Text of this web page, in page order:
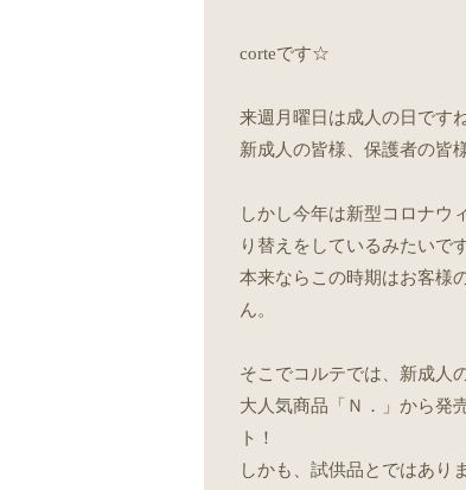
corteです☆
来週月曜日は成人の日です
新成人の皆様、保護者の皆
しかし今年は新型コロナウ
り替えをしているみたいで
本来ならこの時期はお客様
ん。
そこでコルテでは、新成人
大人気商品「Ｎ．」から発
ト！
しかも、試供品とではあり